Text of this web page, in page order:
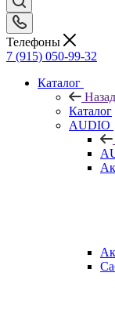
Телефоны
7 (915) 050-99-32
Каталог
Назад
Каталог
AUDIO